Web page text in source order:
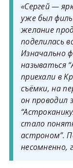
«Сергей —
уже был
желание
поделилась
Изначально
называться
приехали в
съёмки, на
он проводил
стало
астроном”.
несомненно,